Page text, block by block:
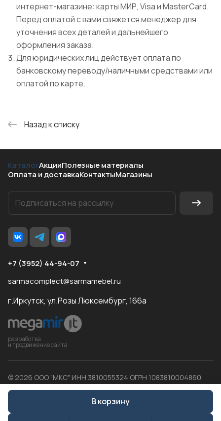
В корзину
интернет-магазине: карты МИР, Visa и MasterCard.
Перед оплатой с вами свяжется менеджер для
уточнения всех деталей и дальнейшего
оформления заказа.
Для юридических лиц действует оплата по
банковскому переводу/наличными средствами или
оплатой по карте.
Назад к списку
КаталогАкцииПолезные материалы
Оплата и доставкаКонтактыМагазины
+7 (3952) 44-94-07
sarmacomplect@sarmamebel.ru
г.Иркутск, ул.Розы Люксембург, 166а
разработка
и продвижение сайта
© 2026 ООО "МКС" ИНН 3810055324 ОГРН 1083810004860